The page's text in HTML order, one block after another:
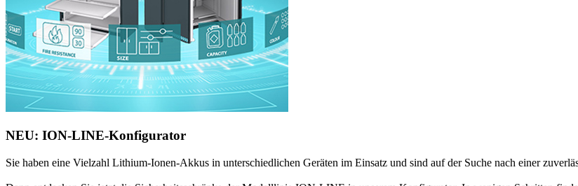
NEU: ION-LINE-Konfigurator
Sie haben eine Vielzahl Lithium-Ionen-Akkus in unterschiedlichen Geräten im Einsatz und sind auf der Suche nach einer